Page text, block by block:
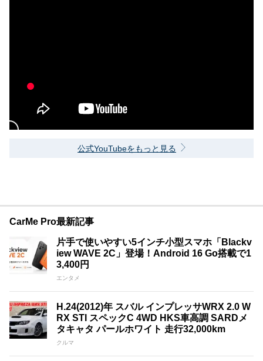
公式YouTubeをもっと見る
CarMe Pro最新記事
片手で使いやすい5インチ小型スマホ「Blackv
iew WAVE 2C」登場！Android 16 Go搭載で1
3,400円
エンタメ
H.24(2012)年 スバル インプレッサWRX 2.0 W
RX STI スペックC 4WD HKS車高調 SARDメ
タキャタ パールホワイト 走行32,000km
クルマ